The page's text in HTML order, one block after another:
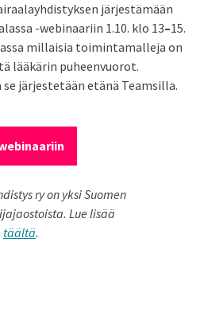
järjestämään
-webinaariin 1.10. klo 13–15.
millaisia toimintamalleja on
lääkärin puheenvuorot.
järjestetään etänä Teamsilla.
ryon yksi Suomen
Lue lisää
täältä.